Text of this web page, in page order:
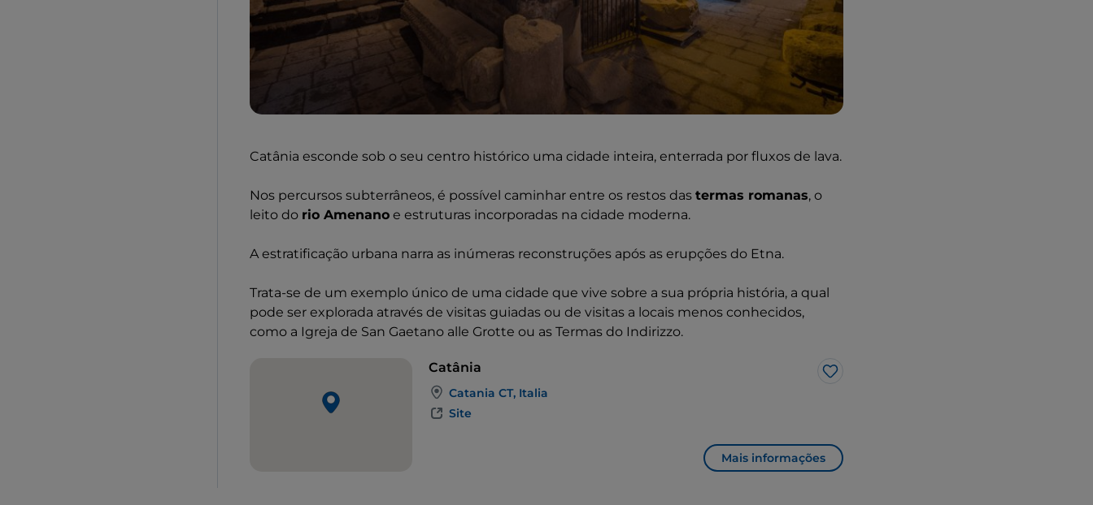
Catânia esconde sob o seu centro histórico uma cidade inteira, enterrada por fluxos de lava.
Nos percursos subterrâneos, é possível caminhar entre os restos das termas romanas, o
leito do rio Amenano e estruturas incorporadas na cidade moderna.
A estratificação urbana narra as inúmeras reconstruções após as erupções do Etna.
Trata-se de um exemplo único de uma cidade que vive sobre a sua própria história, a qual
pode ser explorada através de visitas guiadas ou de visitas a locais menos conhecidos,
como a Igreja de San Gaetano alle Grotte ou as Termas do Indirizzo.
Catânia
Gosto
Catania CT, Italia
Site
Mais informações